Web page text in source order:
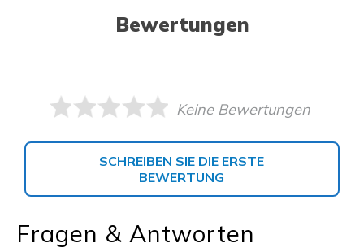
Bewertungen
Keine Bewertungen
SCHREIBEN SIE DIE ERSTE
BEWERTUNG
Fragen & Antworten